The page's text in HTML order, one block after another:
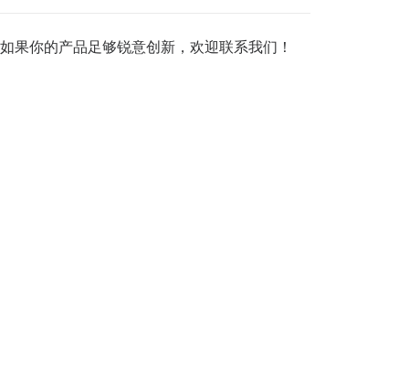
如果你的产品足够锐意创新，欢迎联系我们 ！